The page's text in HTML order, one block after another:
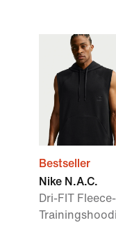
Bestseller
Nike N.A.C.
Dri-FIT Fleece-